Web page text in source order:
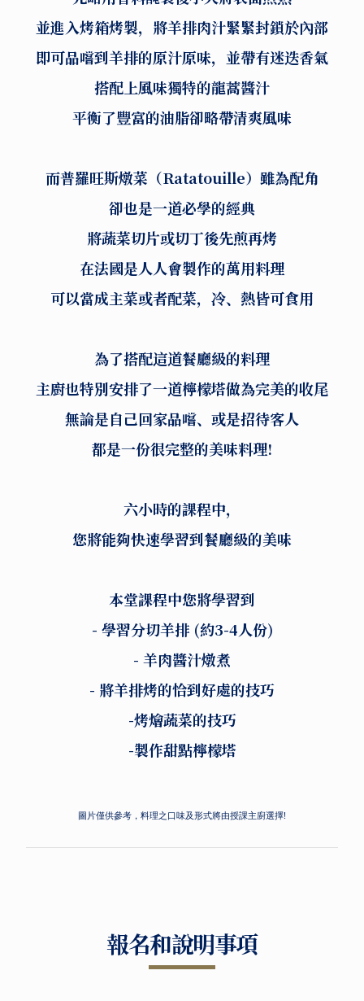
並進入烤箱烤製，將羊排肉汁緊緊封鎖於內部
即可品嚐到羊排的原汁原味，並帶有迷迭香氣
搭配上風味獨特的龍蒿醬汁
平衡了豐富的油脂卻略帶清爽風味
而普羅旺斯燉菜（Ratatouille）雖為配角
卻也是一道必學的經典
將蔬菜切片或切丁後先煎再烤
在法國是人人會製作的萬用料理
可以當成主菜或者配菜，冷、熱皆可食用
為了搭配這道餐廳級的料理
主廚也特別安排了一道檸檬塔做為完美的收尾
無論是自己回家品嚐、或是招待客人
都是一份很完整的美味料理!
六小時的課程中，
您將能夠快速學習到餐廳級的美味
本堂課程中您將學習到
- 學習分切羊排 (約3-4人份)
- 羊肉醬汁燉煮
- 將羊排烤的恰到好處的技巧
-烤燴蔬菜的技巧
-製作甜點檸檬塔
圖片僅供參考，料理之口味及形式將由授課主廚選擇!
報名和說明事項